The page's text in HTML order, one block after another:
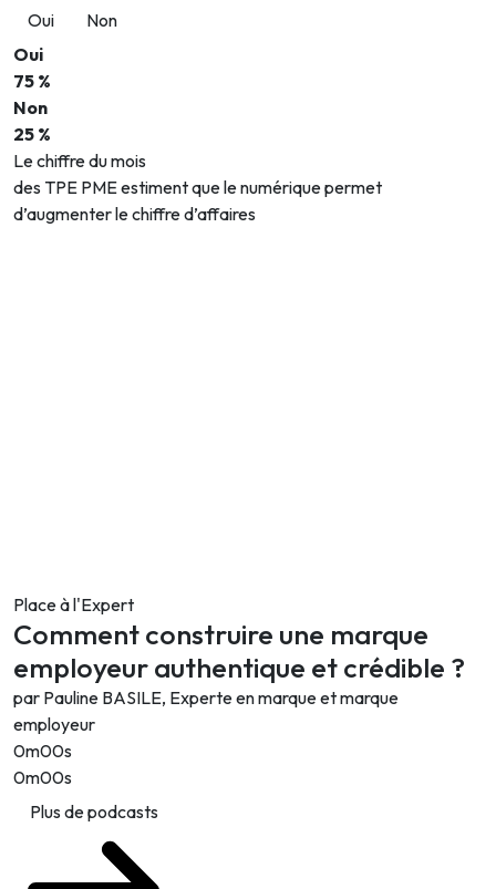
Oui
Non
Oui
75 %
Non
25 %
Le chiffre du mois
des TPE PME estiment que le numérique permet
d’augmenter le chiffre d’affaires
Place à l'Expert
Comment construire une marque
employeur authentique et crédible ?
par Pauline BASILE, Experte en marque et marque
employeur
0m00s
0m00s
Plus de podcasts